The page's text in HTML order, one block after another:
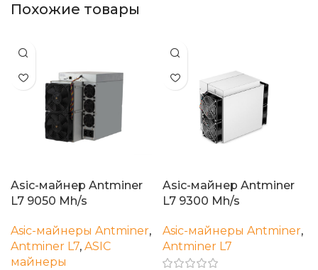
Похожие товары
Asic-майнер Antminer
L7 9050 Mh/s
Asic-майнеры Antminer,
Antminer L7, ASIC
майнеры
Asic-майнер Antminer
L7 9300 Mh/s
Asic-майнеры Antminer,
Antminer L7